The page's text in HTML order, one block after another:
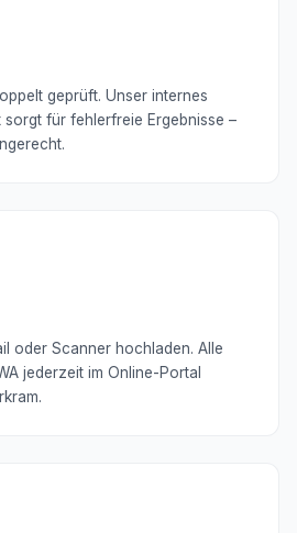
geprüft. Unser internes
sorgt für fehlerfreie Ergebnisse –
oder Scanner hochladen. Alle
jederzeit im Online-Portal